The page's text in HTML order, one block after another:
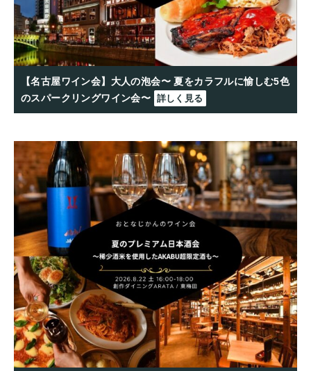
【名古屋ワイン会】大人の泡会〜 夏をカラフルに愉しむ5色
のスパークリングワイン会〜 詳しく見る